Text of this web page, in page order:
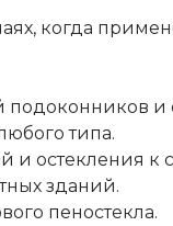
когда
и
типа.
остекления к
зданий.
пеностекла.